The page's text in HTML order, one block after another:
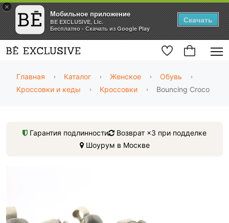
×
Мобильное приложение
BE EXCLUSIVE, Llc.
Бесплатно - Скачать из Google Play
Скачать
Главная Каталог Женское
Обувь
Кроссовки и кеды
Кроссовки Bouncing Croco
Гарантия подлинности
Возврат ×3 при подделке
Шоурум в Москве